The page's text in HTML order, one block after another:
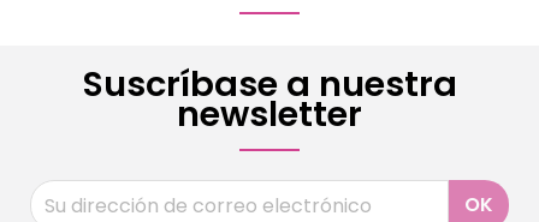
Suscríbase a nuestra
newsletter